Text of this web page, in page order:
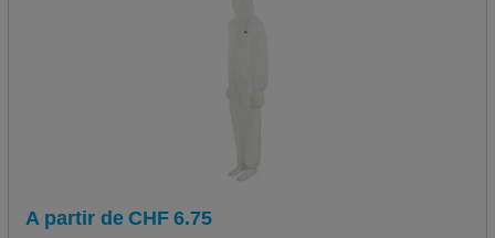
A partir de CHF 6.75